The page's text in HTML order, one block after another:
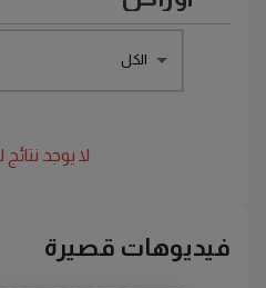
الكل
لا يوجد نتائج لـ
فيديوهات قصيرة